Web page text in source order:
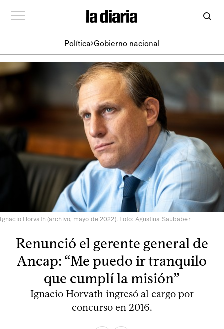
Política Gobierno nacional
Ignacio Horvath (archivo, mayo de 2022). Foto: Agustina Saubaber
Renunció el gerente general de
Ancap: “Me puedo ir tranquilo
que cumplí la misión”
Ignacio Horvath ingresó al cargo por
concurso en 2016.